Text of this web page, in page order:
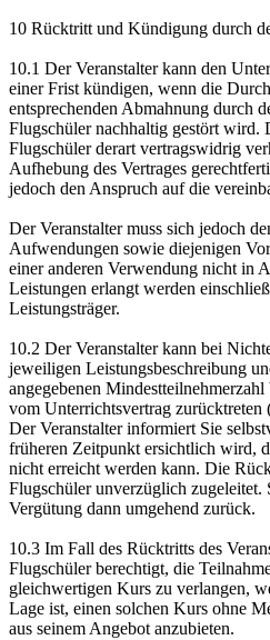
10 Rücktritt und Kündigung durch
10.1 Der Veranstalter kann den
einer Frist kündigen, wenn die
entsprechenden Abmahnung durch
Flugschüler nachhaltig gestört wird.
Flugschüler derart vertragswidrig
Aufhebung des Vertrages
jedoch den Anspruch auf die
Der Veranstalter muss sich jedoch
Aufwendungen sowie diejenigen
einer anderen Verwendung nicht in
Leistungen erlangt werden
Leistungsträger.
10.2 Der Veranstalter kann bei
jeweiligen Leistungsbeschreibung
angegebenen
vom Unterrichtsvertrag zurücktreten
Der Veranstalter informiert Sie
früheren Zeitpunkt ersichtlich wird,
nicht erreicht werden kann. Die
Flugschüler unverzüglich zugeleitet.
Vergütung dann umgehend zurück.
10.3 Im Fall des Rücktritts des
Flugschüler berechtigt, die
gleichwertigen Kurs zu verlangen,
Lage ist, einen solchen Kurs ohne
aus seinem Angebot anzubieten.